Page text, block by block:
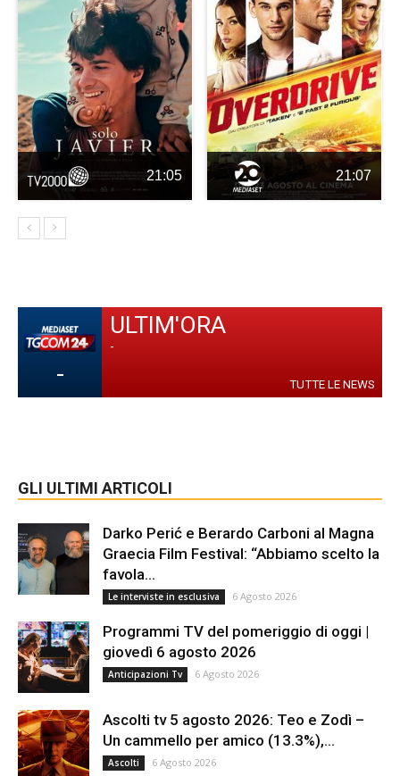
21:05 21:07
-
ULTIM'ORA
-
TUTTE LE NEWS
GLI ULTIMI ARTICOLI
Darko Perić e Berardo Carboni al Magna
Graecia Film Festival: “Abbiamo scelto la
favola...
Le interviste in esclusiva 6 Agosto 2026
Programmi TV del pomeriggio di oggi |
giovedì 6 agosto 2026
Anticipazioni Tv 6 Agosto 2026
Ascolti tv 5 agosto 2026: Teo e Zodì –
Un cammello per amico (13.3%),...
Ascolti 6 Agosto 2026